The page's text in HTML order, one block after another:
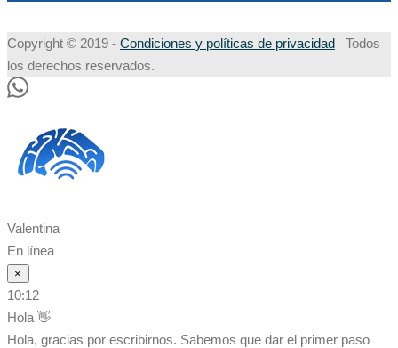
Copyright © 2019 - Condiciones y políticas de privacidad Todos
los derechos reservados.
Valentina
En línea
×
10:12
Hola 👋
Hola, gracias por escribirnos. Sabemos que dar el primer paso